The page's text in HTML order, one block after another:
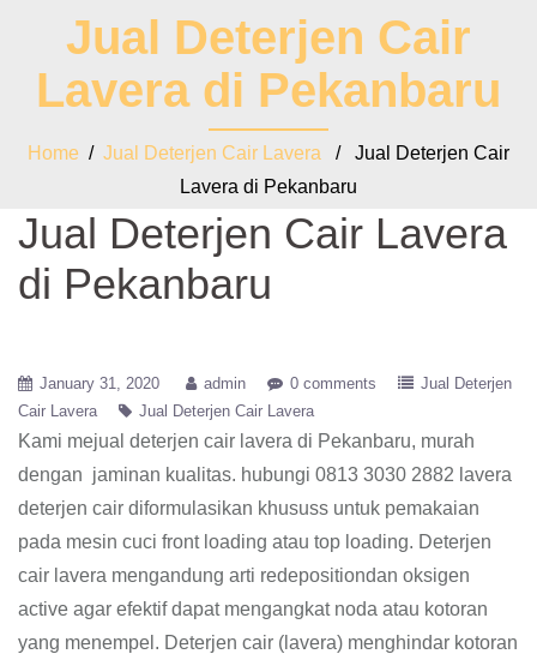
Jual Deterjen Cair
Lavera di Pekanbaru
Home / Jual Deterjen Cair Lavera / Jual Deterjen Cair
Lavera di Pekanbaru
Jual Deterjen Cair Lavera
di Pekanbaru
January 31, 2020 admin 0 comments
Jual Deterjen
Cair Lavera
Jual Deterjen Cair Lavera
Kami mejual deterjen cair lavera di Pekanbaru, murah
dengan jaminan kualitas. hubungi 0813 3030 2882 lavera
deterjen cair diformulasikan khususs untuk pemakaian
pada mesin cuci front loading atau top loading. Deterjen
cair lavera mengandung arti redepositiondan oksigen
active agar efektif dapat mengangkat noda atau kotoran
yang menempel. Deterjen cair (lavera) menghindar kotoran